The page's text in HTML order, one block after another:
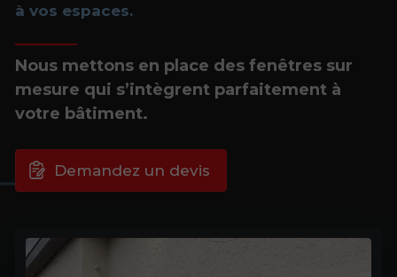
à vos espaces.
Nous mettons en place des fenêtres sur
mesure qui s’intègrent parfaitement à
votre bâtiment.
Demandez un devis